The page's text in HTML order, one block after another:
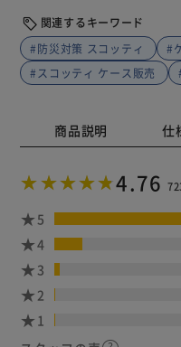
関連するキーワード
#防災対策 スコッティ
#
#スコッティ ケース販売
商品説明 仕
4.76
5
4
3
2
1